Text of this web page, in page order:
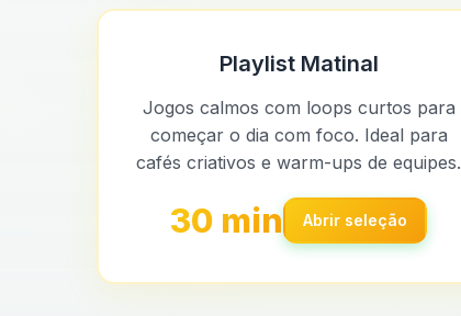
Playlist Matinal
Jogos calmos com loops curtos para
começar o dia com foco. Ideal para
cafés criativos e warm-ups de equipes.
30 min Abrir seleção